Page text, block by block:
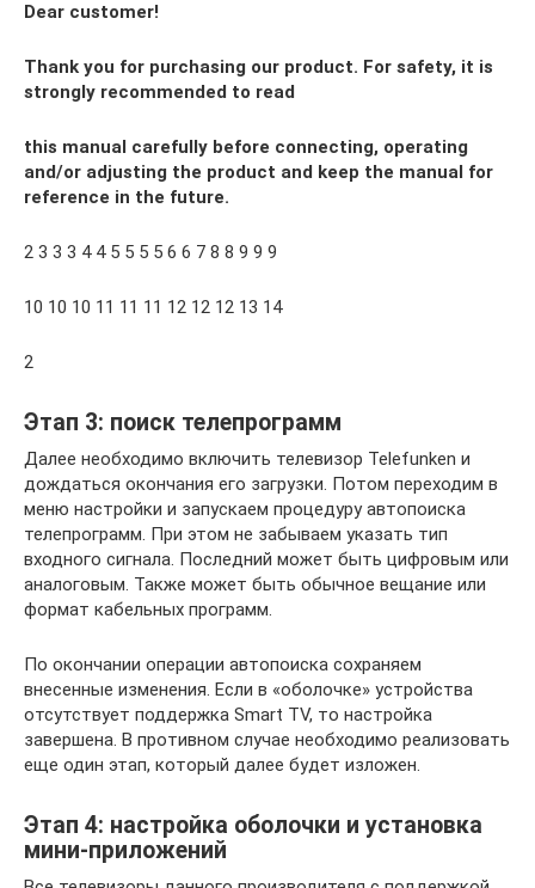
Dear customer!
Thank you for purchasing our product. For safety, it is
strongly recommended to read
this manual carefully before connecting, operating
and/or adjusting the product and keep the manual for
reference in the future.
2 3 3 3 4 4 5 5 5 5 6 6 7 8 8 9 9 9
10 10 10 11 11 11 12 12 12 13 14
2
Этап 3: поиск телепрограмм
Далее необходимо включить телевизор Telefunken и
дождаться окончания его загрузки. Потом переходим в
меню настройки и запускаем процедуру автопоиска
телепрограмм. При этом не забываем указать тип
входного сигнала. Последний может быть цифровым или
аналоговым. Также может быть обычное вещание или
формат кабельных программ.
По окончании операции автопоиска сохраняем
внесенные изменения. Если в «оболочке» устройства
отсутствует поддержка Smart TV, то настройка
завершена. В противном случае необходимо реализовать
еще один этап, который далее будет изложен.
Этап 4: настройка оболочки и установка
мини-приложений